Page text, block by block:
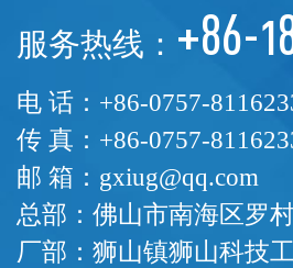
服务热线： +86-
电 话：+86-0757-
传 真：+86-0757-
邮 箱：gxiug@qq.com
总部：佛山市南海区罗
厂部：狮山镇狮山科技